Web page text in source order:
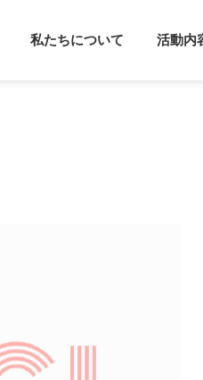
私たちについて 活動内